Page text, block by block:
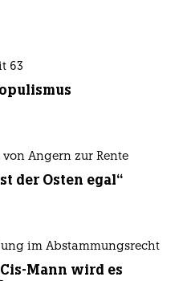
63
Angern zur Rente
der Osten egal“
im Abstammungsrecht
Mann wird es